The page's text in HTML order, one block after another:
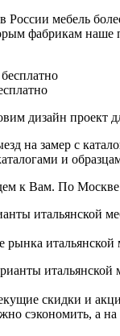
России мебель
фабрикам наше
дизайн проект
и
к Вам. По Москве
рынка итальянской
итальянской
скидки и
сэкономить, а